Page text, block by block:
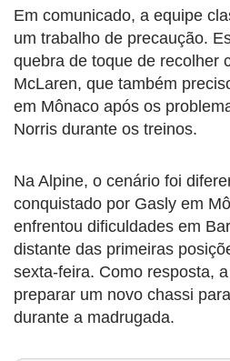
Em comunicado, a equipe
um trabalho de precaução.
quebra de toque de recolher
McLaren, que também
em Mônaco após os
Norris durante os treinos.
Na Alpine, o cenário foi
conquistado por Gasly em
enfrentou dificuldades em
distante das primeiras
sexta-feira. Como resposta,
preparar um novo chassi
durante a madrugada.